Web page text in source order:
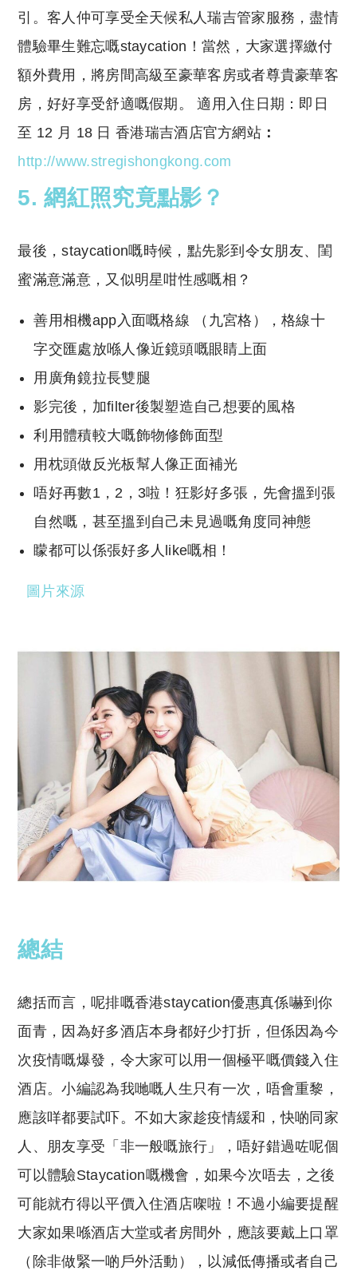
引。客人仲可享受全天候私人瑞吉管家服務，盡情
體驗畢生難忘嘅staycation！當然，大家選擇繳付
額外費用，將房間高級至豪華客房或者尊貴豪華客
房，好好享受舒適嘅假期。 適用入住日期：即日
至 12 月 18 日 香港瑞吉酒店官方網站 ：
http://www.stregishongkong.com
5. 網紅照究竟點影？
最後，staycation嘅時候，點先影到令女朋友、閨
蜜滿意滿意，又似明星咁性感嘅相？
善用相機app入面嘅格線 （九宮格），格線十
字交匯處放喺人像近鏡頭嘅眼睛上面
用廣角鏡拉長雙腿
影完後，加filter後製塑造自己想要的風格
利用體積較大嘅飾物修飾面型
用枕頭做反光板幫人像正面補光
唔好再數1，2，3啦！狂影好多張，先會搵到張
自然嘅，甚至搵到自己未見過嘅角度同神態
矇都可以係張好多人like嘅相！
圖片來源
總結
總括而言，呢排嘅香港staycation優惠真係嚇到你
面青，因為好多酒店本身都好少打折，但係因為今
次疫情嘅爆發，令大家可以用一個極平嘅價錢入住
酒店。小編認為我哋嘅人生只有一次，唔會重黎，
應該咩都要試吓。不如大家趁疫情緩和，快啲同家
人、朋友享受「非一般嘅旅行」，唔好錯過咗呢個
可以體驗Staycation嘅機會，如果今次唔去，之後
可能就冇得以平價入住酒店㗎啦！不過小編要提醒
大家如果喺酒店大堂或者房間外，應該要戴上口罩
（除非做緊一啲戶外活動），以減低傳播或者自己